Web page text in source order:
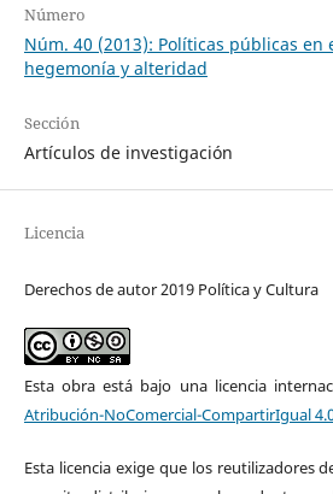
Número
Núm. 40 (2013): Políticas públicas
hegemonía y alteridad
Sección
Artículos de investigación
Licencia
Derechos de autor 2019 Política y Cultura
Esta obra está bajo una licencia
Atribución-NoComercial-CompartirIgual
Esta licencia exige que los reutilizadores